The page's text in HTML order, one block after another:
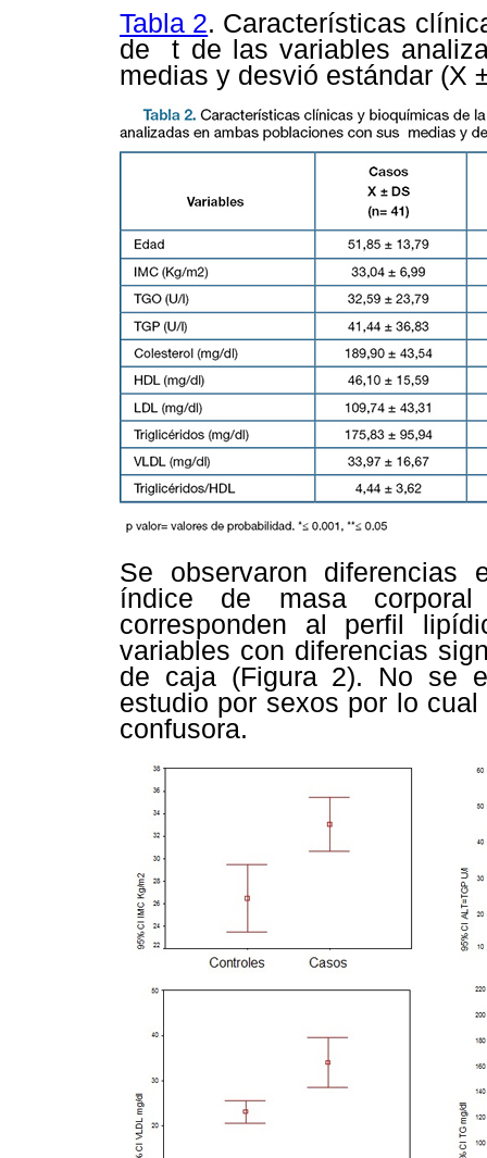
Tabla 2. Características
de t de las variables
medias y desvió estándar (X
Se observaron diferencias
índice de masa
corresponden al perfil
variables con diferencias
de caja (Figura 2). No se
estudio por sexos por lo
confusora.